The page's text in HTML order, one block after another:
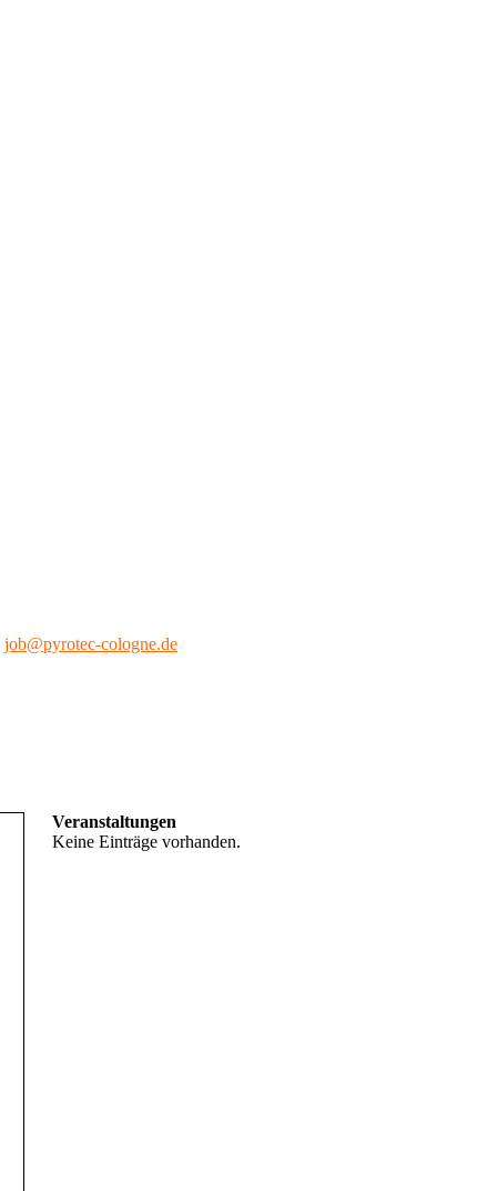
job@pyrotec-cologne.de
Veranstaltungen
Keine Einträge vorhanden.